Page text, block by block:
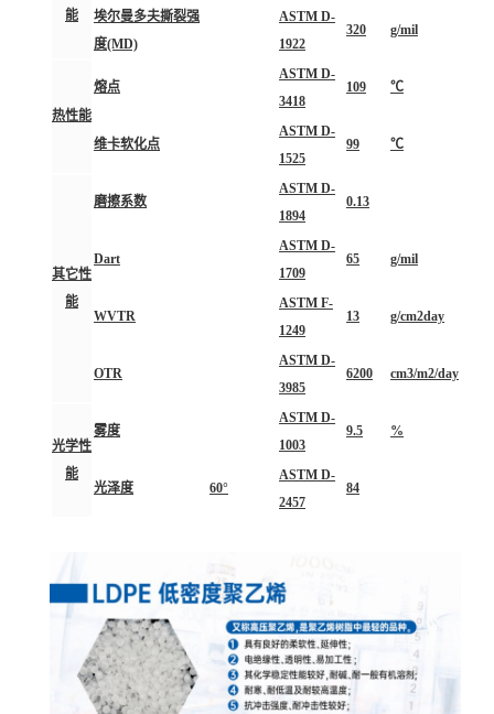
能
埃尔曼多夫撕裂强
度(MD)
ASTM D-
1922
320 g/mil
热性能
熔点
ASTM D-
3418
109 ℃
维卡软化点
ASTM D-
1525
99 ℃
其它性
能
磨擦系数
ASTM D-
1894
0.13
Dart
ASTM D-
1709
65 g/mil
WVTR
ASTM F-
1249
13 g/cm2day
OTR
ASTM D-
3985
6200 cm3/m2/day
光学性
能
雾度
ASTM D-
1003
9.5 %
光泽度 60°
ASTM D-
2457
84